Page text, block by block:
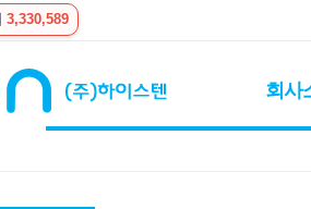
3,330,589
회사